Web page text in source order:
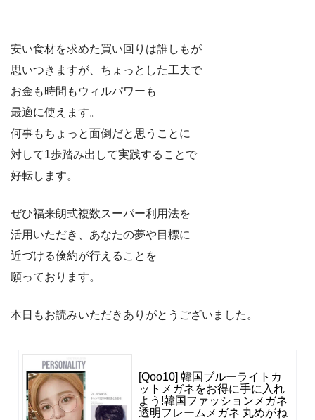
安い食材を求めた買い回りは誰しもが
思いつきますが、ちょっとした工夫で
お金も時間もウィルパワーも
最適に使えます。
何事もちょっと面倒だと思うことに
対して1歩踏み出して実践することで
好転します。
ぜひ福来朗式複数スーパー利用法を
活用いただき、あなたの夢や目標に
近づける倹約が行えることを
願っております。
本日もお読みいただきありがとうございました。
[Qoo10] 韓国ブルーライトカ
ットメガネをお得に手に入れ
よう!韓国ファッションメガネ
透明フレームメガネ 丸めがね